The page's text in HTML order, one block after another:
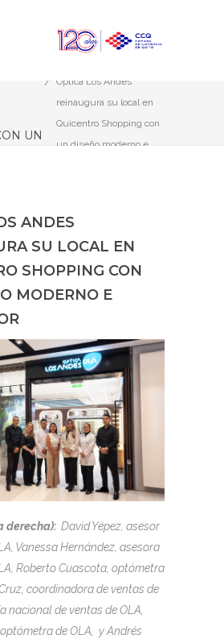
UN
Óptica Los Andes
reinaugura su local en
Quicentro Shopping con
un diseño moderno e
ANDES
SU LOCAL EN
SHOPPING CON
MODERNO E
derecha): David Yépez, asesor
Vanessa Hernández, asesora
Roberto Cuascota, optómetra
coordinadora de ventas de
nacional de ventas de OLA,
de OLA, y Andrés